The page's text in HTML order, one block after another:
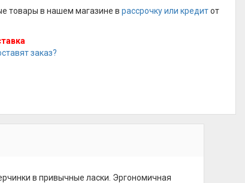
товары в нашем магазине врассрочку или кредитот
заказ?
в привычные ласки. Эргономичная